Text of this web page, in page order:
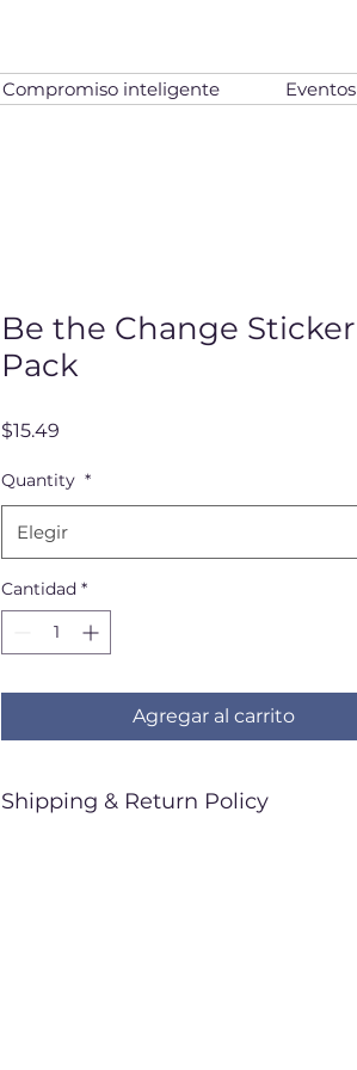
Compromiso inteligente Eventos
Be the Change Sticker
Pack
$15.49
Quantity *
Elegir
Cantidad *
Agregar al carrito
Shipping & Return Policy